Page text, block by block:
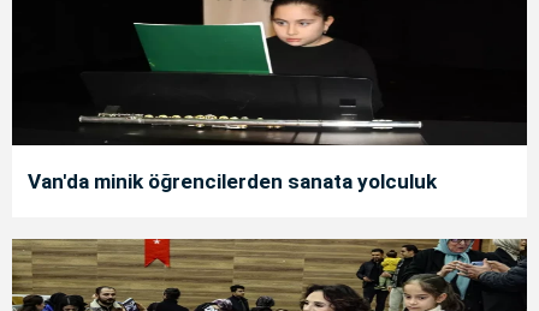
Van'da minik öğrencilerden sanata yolculuk